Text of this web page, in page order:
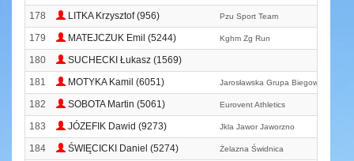
178 LITKA Krzysztof (956) Pzu Sport Team
179 MATEJCZUK Emil (5244) Kghm Zg Run
180
SUCHECKI Łukasz (1569)
181
MOTYKA Kamil (6051) Jarosławska Grupa Biegowa Sokół
182 SOBOTA Martin (5061) Eurovent Athletics
183 JÓZEFIK Dawid (9273) Jkla Jawor Jaworzno
184 ŚWIĘCICKI Daniel (5274) Żelazna Świdnica